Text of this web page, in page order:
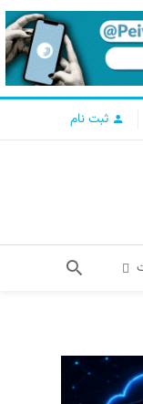
ثبت نام